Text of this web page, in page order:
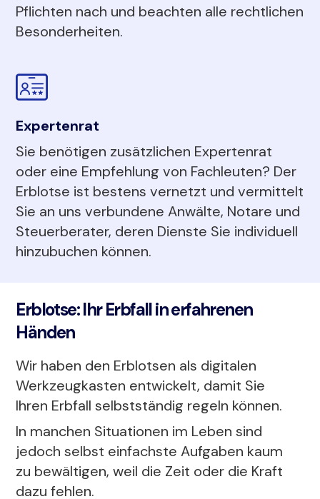
Pflichten nach und beachten alle rechtlichen
Besonderheiten.
Expertenrat
Sie benötigen zusätzlichen Expertenrat
oder eine Empfehlung von Fachleuten? Der
Erblotse ist bestens vernetzt und vermittelt
Sie an uns verbundene Anwälte, Notare und
Steuerberater, deren Dienste Sie individuell
hinzubuchen können.
Erblotse: Ihr Erbfall in erfahrenen
Händen
Wir haben den Erblotsen als digitalen
Werkzeugkasten entwickelt, damit Sie
Ihren Erbfall selbstständig regeln können.
In manchen Situationen im Leben sind
jedoch selbst einfachste Aufgaben kaum
zu bewältigen, weil die Zeit oder die Kraft
dazu fehlen.